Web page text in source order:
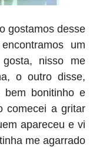
gostamos desse
um
nisso me
o outro disse,
bonitinho e
comecei a gritar
apareceu e vi
me agarrado